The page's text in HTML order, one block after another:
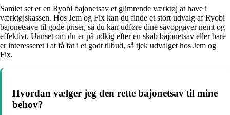
Samlet set er en Ryobi bajonetsav et glimrende værktøj at have i
værktøjskassen. Hos Jem og Fix kan du finde et stort udvalg af Ryobi
bajonetsave til gode priser, så du kan udføre dine savopgaver nemt og
effektivt. Uanset om du er på udkig efter en skab bajonetsav eller bare
er interesseret i at få fat i et godt tilbud, så tjek udvalget hos Jem og
Fix.
Hvordan vælger jeg den rette bajonetsav til mine
behov?